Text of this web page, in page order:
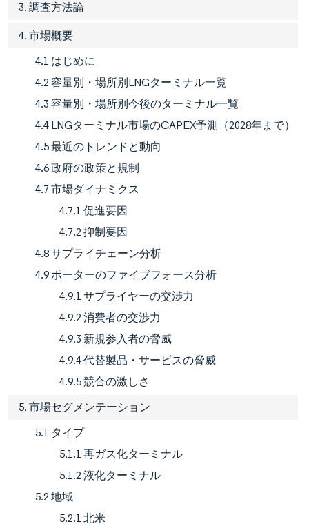
3. 調査方法論
4. 市場概要
4.1 はじめに
4.2 容量別・場所別LNGターミナル一覧
4.3 容量別・場所別今後のターミナル一覧
4.4 LNGターミナル市場のCAPEX予測（2028年まで）
4.5 最近のトレンドと動向
4.6 政府の政策と規制
4.7 市場ダイナミクス
4.7.1 促進要因
4.7.2 抑制要因
4.8 サプライチェーン分析
4.9 ポーターのファイブフォース分析
4.9.1 サプライヤーの交渉力
4.9.2 消費者の交渉力
4.9.3 新規参入者の脅威
4.9.4 代替製品・サービスの脅威
4.9.5 競合の激しさ
5. 市場セグメンテーション
5.1 タイプ
5.1.1 再ガス化ターミナル
5.1.2 液化ターミナル
5.2 地域
5.2.1 北米